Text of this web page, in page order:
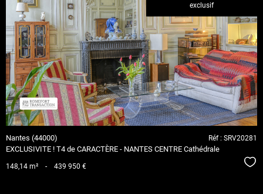
exclusif
voir le
bien
Nantes (44000)
EXCLUSIVITE ! T4 de CARACTÈRE - NANTES CENTRE Cathédrale
Réf : SRV20281
148,14 m² - 439 950 €